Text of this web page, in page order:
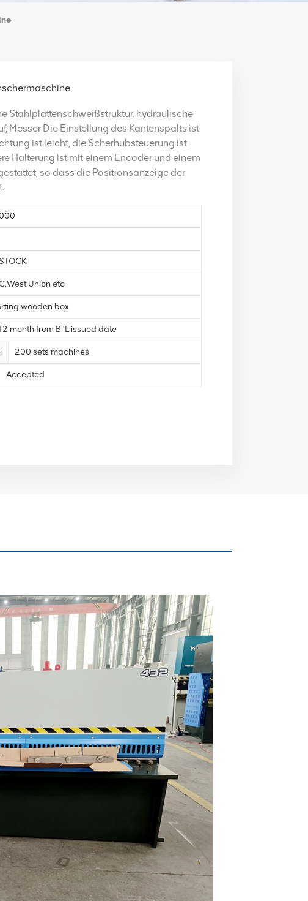
Stahlplattenschweißstruktur. hydraulische
Messer Die Einstellung des Kantenspalts ist
ist leicht, die Scherhubsteuerung ist
Halterung ist mit einem Encoder und einem
so dass die Positionsanzeige der
Union etc
wooden box
month from B 'L issued date
200 sets machines
Accepted